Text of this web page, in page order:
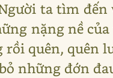
ta tìm
nặng nề
rồi quên, quên
những đớn